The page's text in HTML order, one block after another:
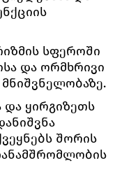
სფეროში
და ორმხრივი
და ყირგიზეთს
შორის